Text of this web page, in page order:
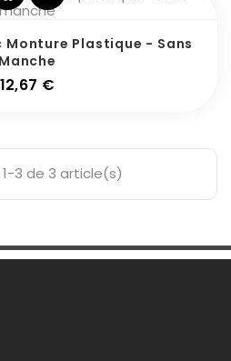
Monture Plastique - Sans
Manche
12,67 €
3 de 3 article(s)